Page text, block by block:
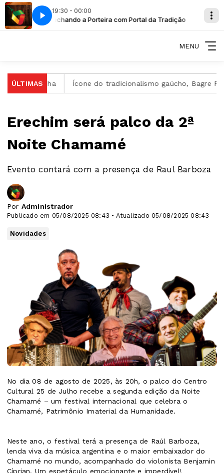
19:30 - 00:00
Fechando a Porteira com Portal da Tradição
FundoDia a dia de fazenda - Os Tropeiros de Passo Fundo
MENU
ÚLTIMAS
Gaúcha Ícone do tradicionalismo gaúcho, Bagre
Erechim será palco da 2ª
Noite Chamamé
Evento contará com a presença de Raul Barboza
Por Administrador
Publicado em 05/08/2025 08:43 • Atualizado 05/08/2025 08:43
Novidades
No dia 08 de agosto de 2025, às 20h, o palco do Centro
Cultural 25 de Julho recebe a segunda edição da Noite
Chamamé – um festival internacional que celebra o
Chamamé, Patrimônio Imaterial da Humanidade.
Neste ano, o festival terá a presença de Raúl Barboza,
lenda viva da música argentina e o maior embaixador do
Chamamé no mundo, acompanhado do violonista Benjamin
Cíprian. Um espetáculo emocionante e imperdível!